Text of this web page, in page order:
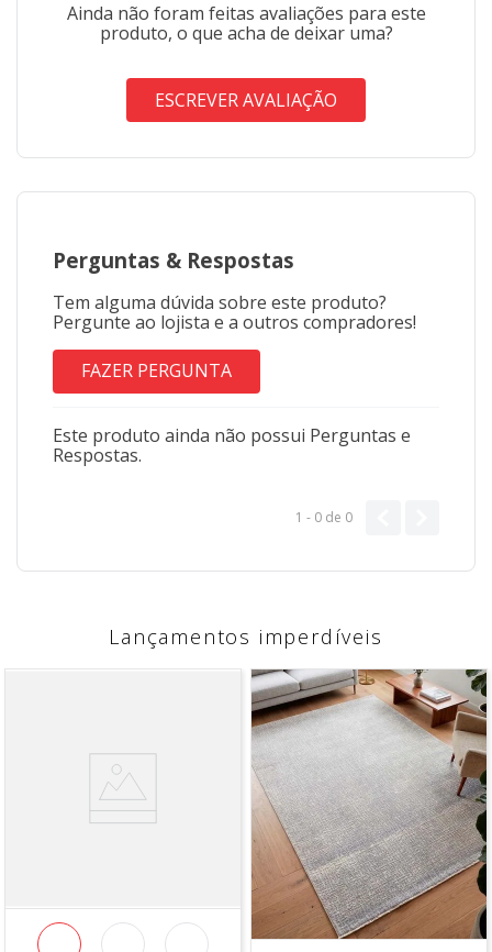
Ainda não foram feitas avaliações para este
produto, o que acha de deixar uma?
ESCREVER AVALIAÇÃO
Perguntas & Respostas
Tem alguma dúvida sobre este produto?
Pergunte ao lojista e a outros compradores!
FAZER PERGUNTA
Este produto ainda não possui Perguntas e
Respostas.
1 - 0 de 0
Lançamentos imperdíveis